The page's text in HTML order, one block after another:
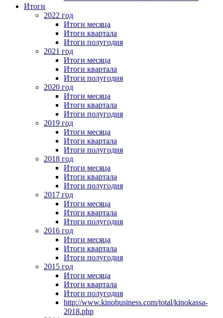
Итоги
2022 год
Итоги месяца
Итоги квартала
Итоги полугодия
2021 год
Итоги месяца
Итоги квартала
Итоги полугодия
2020 год
Итоги месяца
Итоги квартала
Итоги полугодия
2019 год
Итоги месяца
Итоги квартала
Итоги полугодия
2018 год
Итоги месяца
Итоги квартала
Итоги полугодия
2017 год
Итоги месяца
Итоги квартала
Итоги полугодия
2016 год
Итоги месяца
Итоги квартала
Итоги полугодия
2015 год
Итоги месяца
Итоги квартала
Итоги полугодия
http://www.kinobusiness.com/total/kinokassa-
2018.php